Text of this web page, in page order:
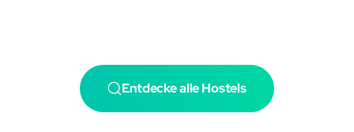
Entdecke alle Hostels